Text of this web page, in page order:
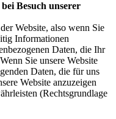
Besuch unserer
Website, also wenn Sie
Informationen
Daten, die Ihr
Sie unsere Website
Daten, die für uns
Website anzuzeigen
(Rechtsgrundlage